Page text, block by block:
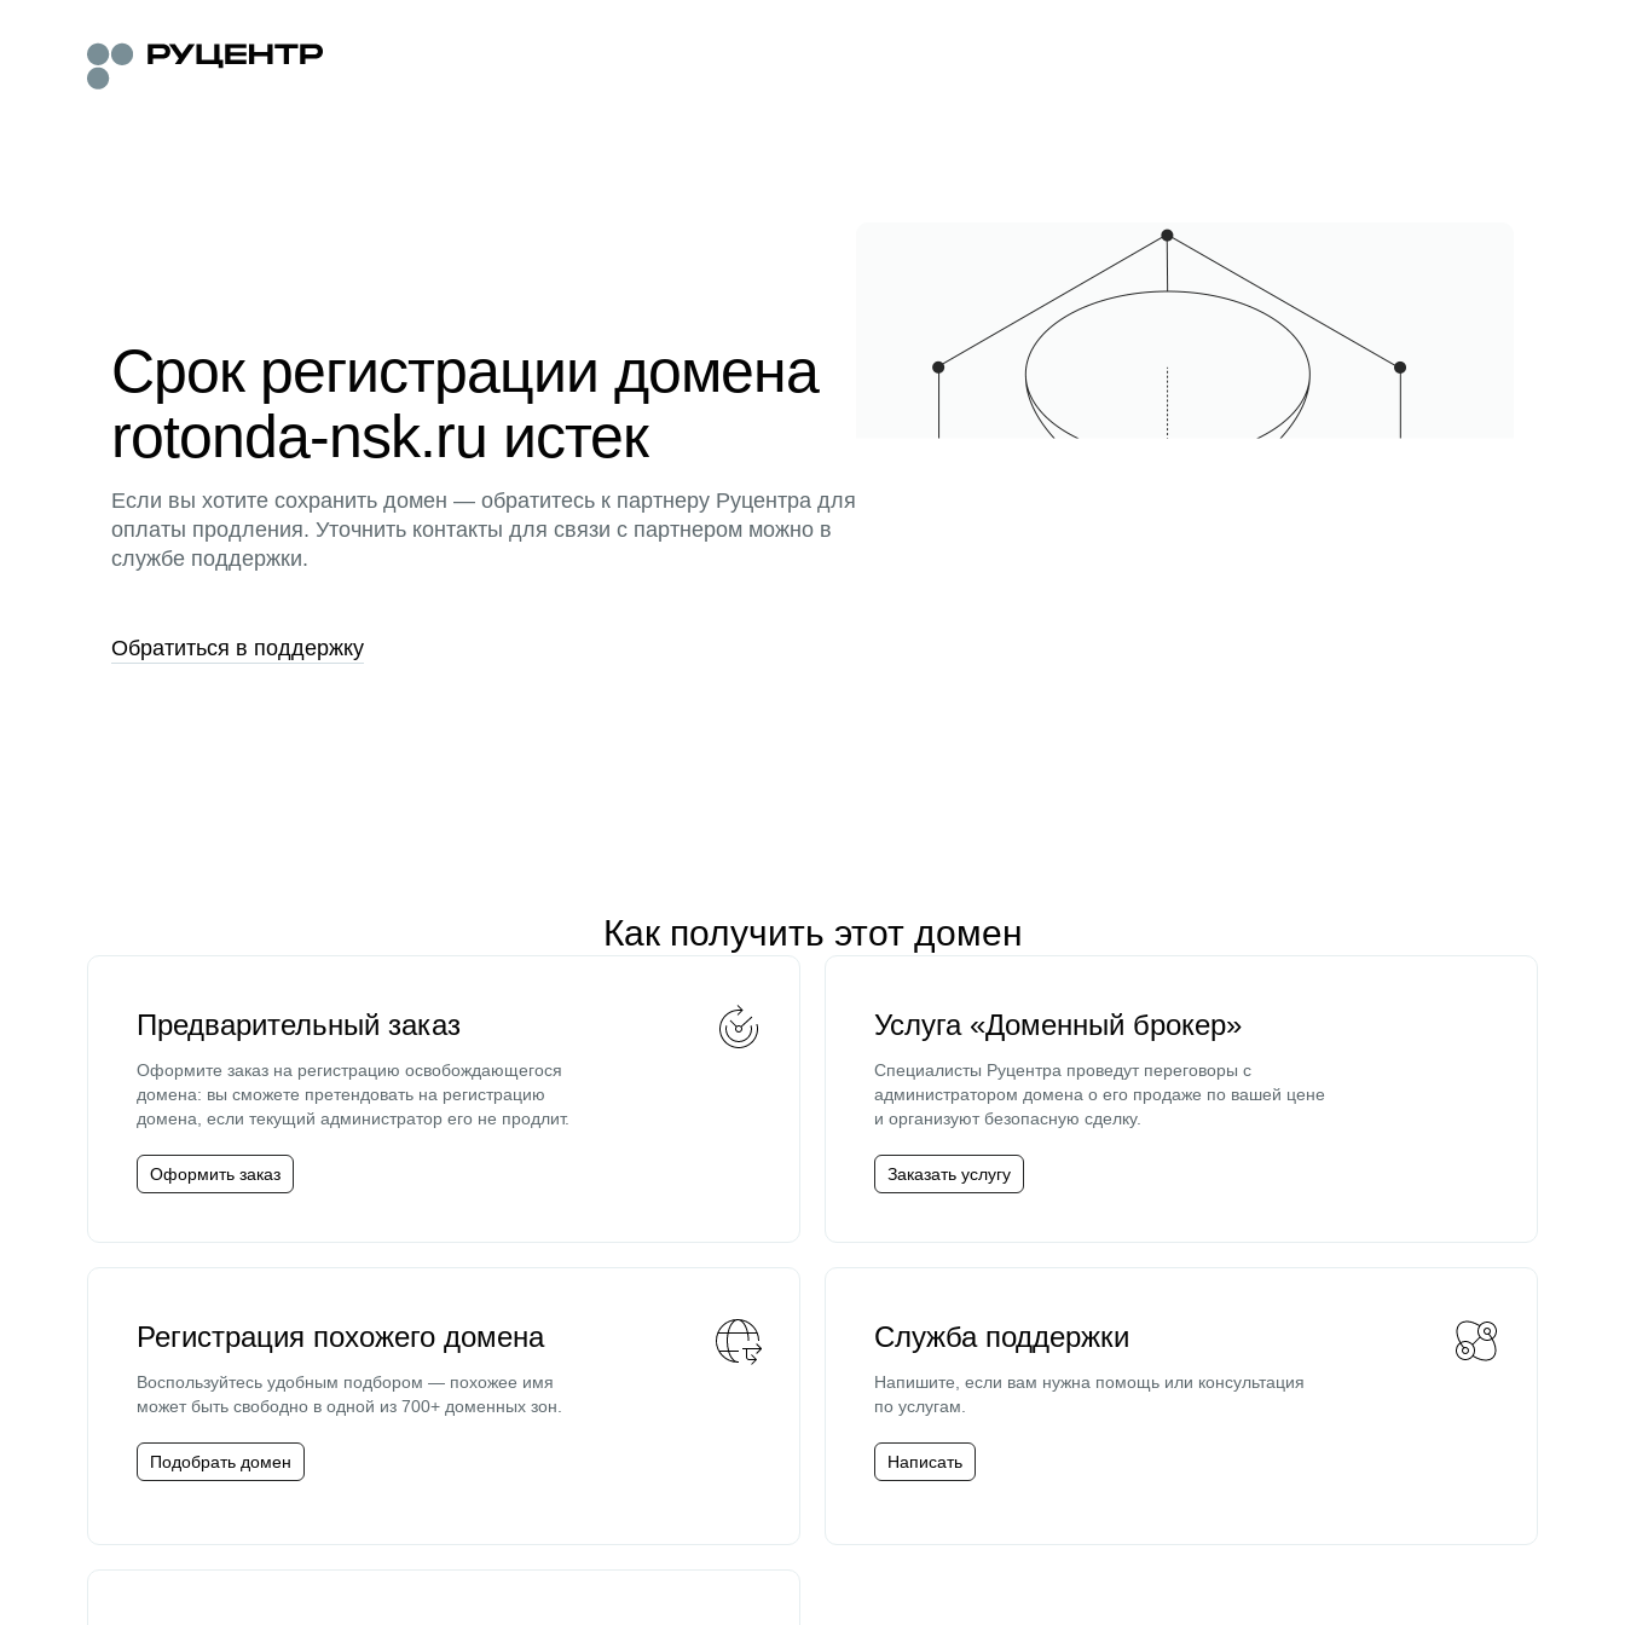
Срок регистрации домена
rotonda-nsk.ru истек
Если вы хотите сохранить домен — обратитесь к партнеру Руцентра для
оплаты продления. Уточнить контакты для связи с партнером можно в
службе поддержки.
Обратиться в поддержку
Как получить этот домен
Предварительный заказ
Оформите заказ на регистрацию освобождающегося
домена: вы сможете претендовать на регистрацию
домена, если текущий администратор его не продлит.
Оформить заказ
Услуга «Доменный брокер»
Специалисты Руцентра проведут переговоры с
администратором домена о его продаже по вашей цене
и организуют безопасную сделку.
Заказать услугу
Регистрация похожего домена
Воспользуйтесь удобным подбором — похожее имя
может быть свободно в одной из 700+ доменных зон.
Подобрать домен
Служба поддержки
Напишите, если вам нужна помощь или консультация
по услугам.
Написать